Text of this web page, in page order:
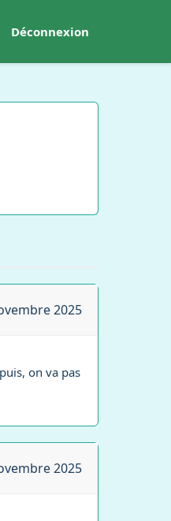
Déconnexion
2025
on va pas
2025